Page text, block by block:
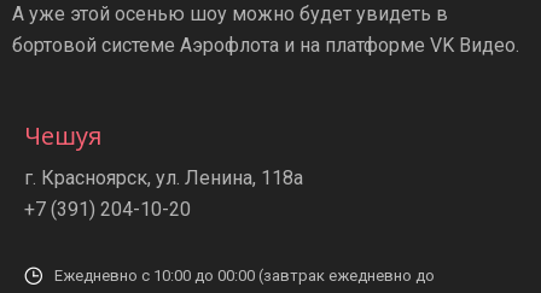
А уже этой осенью шоу можно будет увидеть в
бортовой системе Аэрофлота и на платформе VK Видео.
Чешуя
г. Красноярск, ул. Ленина, 118а
+7 (391) 204-10-20
Ежедневно с 10:00 до 00:00 (завтрак ежедневно до